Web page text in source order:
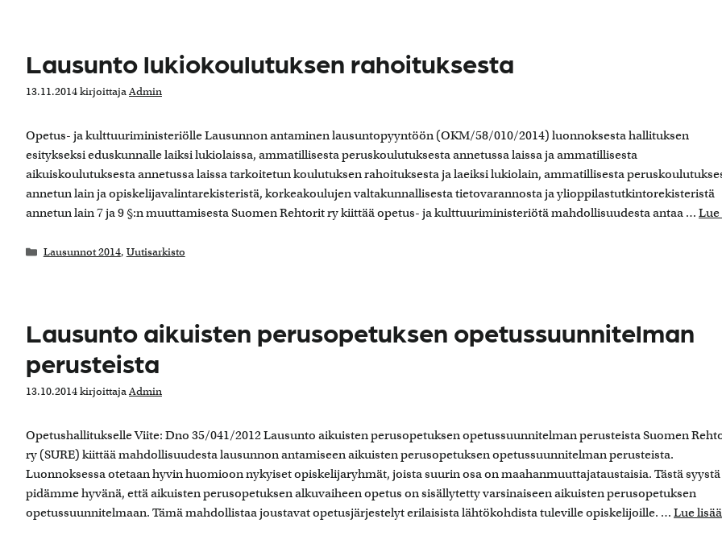
Lausunto lukiokoulutuksen rahoituksesta
13.11.2014kirjoittajaAdmin
Opetus- ja kulttuuriministeriölle Lausunnon antaminen lausuntopyyntöön (OKM/58/010/2014) luonnoksesta hallituksen
esitykseksi eduskunnalle laiksi lukiolaissa, ammatillisesta peruskoulutuksesta annetussa laissa ja ammatillisesta
aikuiskoulutuksesta annetussa laissa tarkoitetun koulutuksen rahoituksesta ja laeiksi lukiolain, ammatillisesta
annetun lain ja opiskelijavalintarekisteristä, korkeakoulujen valtakunnallisesta tietovarannosta ja ylioppilastutkintorekisteristä
annetun lain 7 ja 9 §:n muuttamisesta Suomen Rehtorit ry kiittää opetus- ja kulttuuriministeriötä mahdollisuudesta antaa … Lue
Kategoriat
Lausunnot 2014, Uutisarkisto
Lausunto aikuisten perusopetuksen opetussuunnitelman
perusteista
13.10.2014kirjoittajaAdmin
Opetushallitukselle Viite: Dno 35/041/2012 Lausunto aikuisten perusopetuksen opetussuunnitelman perusteista Suomen
ry (SURE) kiittää mahdollisuudesta lausunnon antamiseen aikuisten perusopetuksen opetussuunnitelman perusteista.
Luonnoksessa otetaan hyvin huomioon nykyiset opiskelijaryhmät, joista suurin osa on maahanmuuttajataustaisia. Tästä syystä
pidämme hyvänä, että aikuisten perusopetuksen alkuvaiheen opetus on sisällytetty varsinaiseen aikuisten perusopetuksen
opetussuunnitelmaan. Tämä mahdollistaa joustavat opetusjärjestelyt erilaisista lähtökohdista tuleville opiskelijoille. … Lue lisää